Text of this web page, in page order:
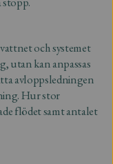
och systemet
utan kan anpassas
avloppsledningen
Hur stor
flödet samt antalet